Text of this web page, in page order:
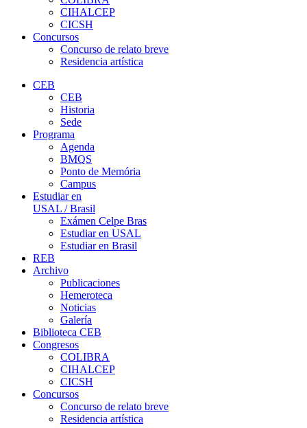
CIHALCEP
CICSH
Concursos
Concurso de relato breve
Residencia artística
CEB
CEB
Historia
Sede
Programa
Agenda
BMQS
Ponto de Memória
Campus
Estudiar en
USAL / Brasil
Exámen Celpe Bras
Estudiar en USAL
Estudiar en Brasil
REB
Archivo
Publicaciones
Hemeroteca
Noticias
Galería
Biblioteca CEB
Congresos
COLIBRA
CIHALCEP
CICSH
Concursos
Concurso de relato breve
Residencia artística